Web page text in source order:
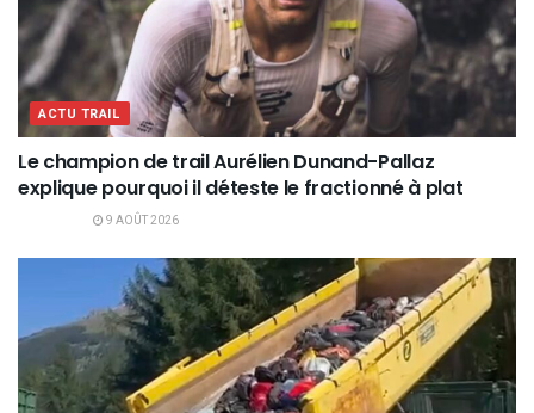
ACTU TRAIL
Le champion de trail Aurélien Dunand-Pallaz
explique pourquoi il déteste le fractionné à plat
9 AOÛT 2026